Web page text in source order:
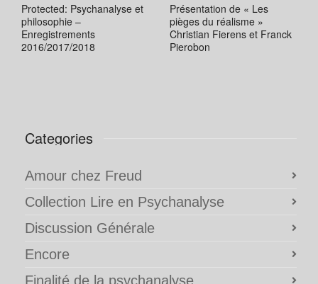
Protected: Psychanalyse et
philosophie –
Enregistrements
2016/2017/2018
Présentation de « Les
pièges du réalisme »
Christian Fierens et Franck
Pierobon
Categories
Amour chez Freud
Collection Lire en Psychanalyse
Discussion Générale
Encore
Finalité de la psychanalyse